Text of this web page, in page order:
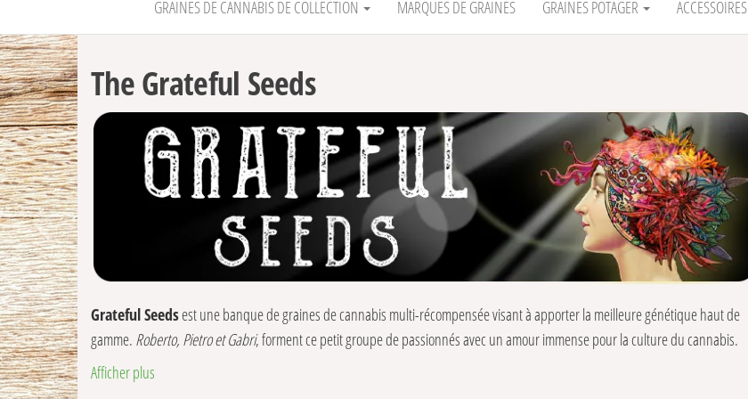
GRAINES DE CANNABIS DE COLLECTION MARQUES DE GRAINES GRAINES POTAGER ACCESSOIRES
The Grateful Seeds
Grateful Seedsest une banque de graines de cannabis multi-récompensée visant à apporter la meilleure génétique haut de
gamme. Roberto, Pietro et Gabri, forment ce petit groupe de passionnés avec un amour immense pour la culture du cannabis.
En raison de cette passion et de leurs connections de travail mais aussi d’une grande expérience aux USA, Mexique, Suisse,
Afficher plus